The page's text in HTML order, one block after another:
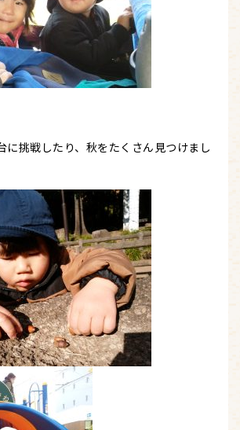
に挑戦したり、秋をたくさん見つけまし